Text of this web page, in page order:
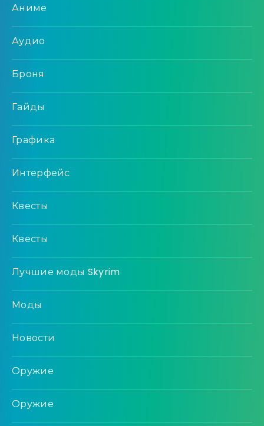
Аниме
Аудио
Броня
Гайды
Графика
Интерфейс
Квесты
Квесты
Лучшие моды Skyrim
Моды
Новости
Оружие
Оружие